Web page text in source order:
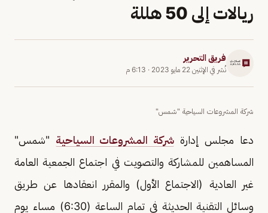
ريالات إلى 50 هللة
فريق التحرير
نُشر في الإثنين 22 مايو 2023 · 6:13 م
شركة المشروعات السياحية "شمس"
دعا مجلس إدارة شركة المشروعات السياحية "شمس"
المساهمين للمشاركة والتصويت في اجتماع الجمعية العامة
غير العادية (الاجتماع الأول) والمقرر انعقادها عن طريق
وسائل التقنية الحديثة في تمام الساعة (6:30) مساء يوم